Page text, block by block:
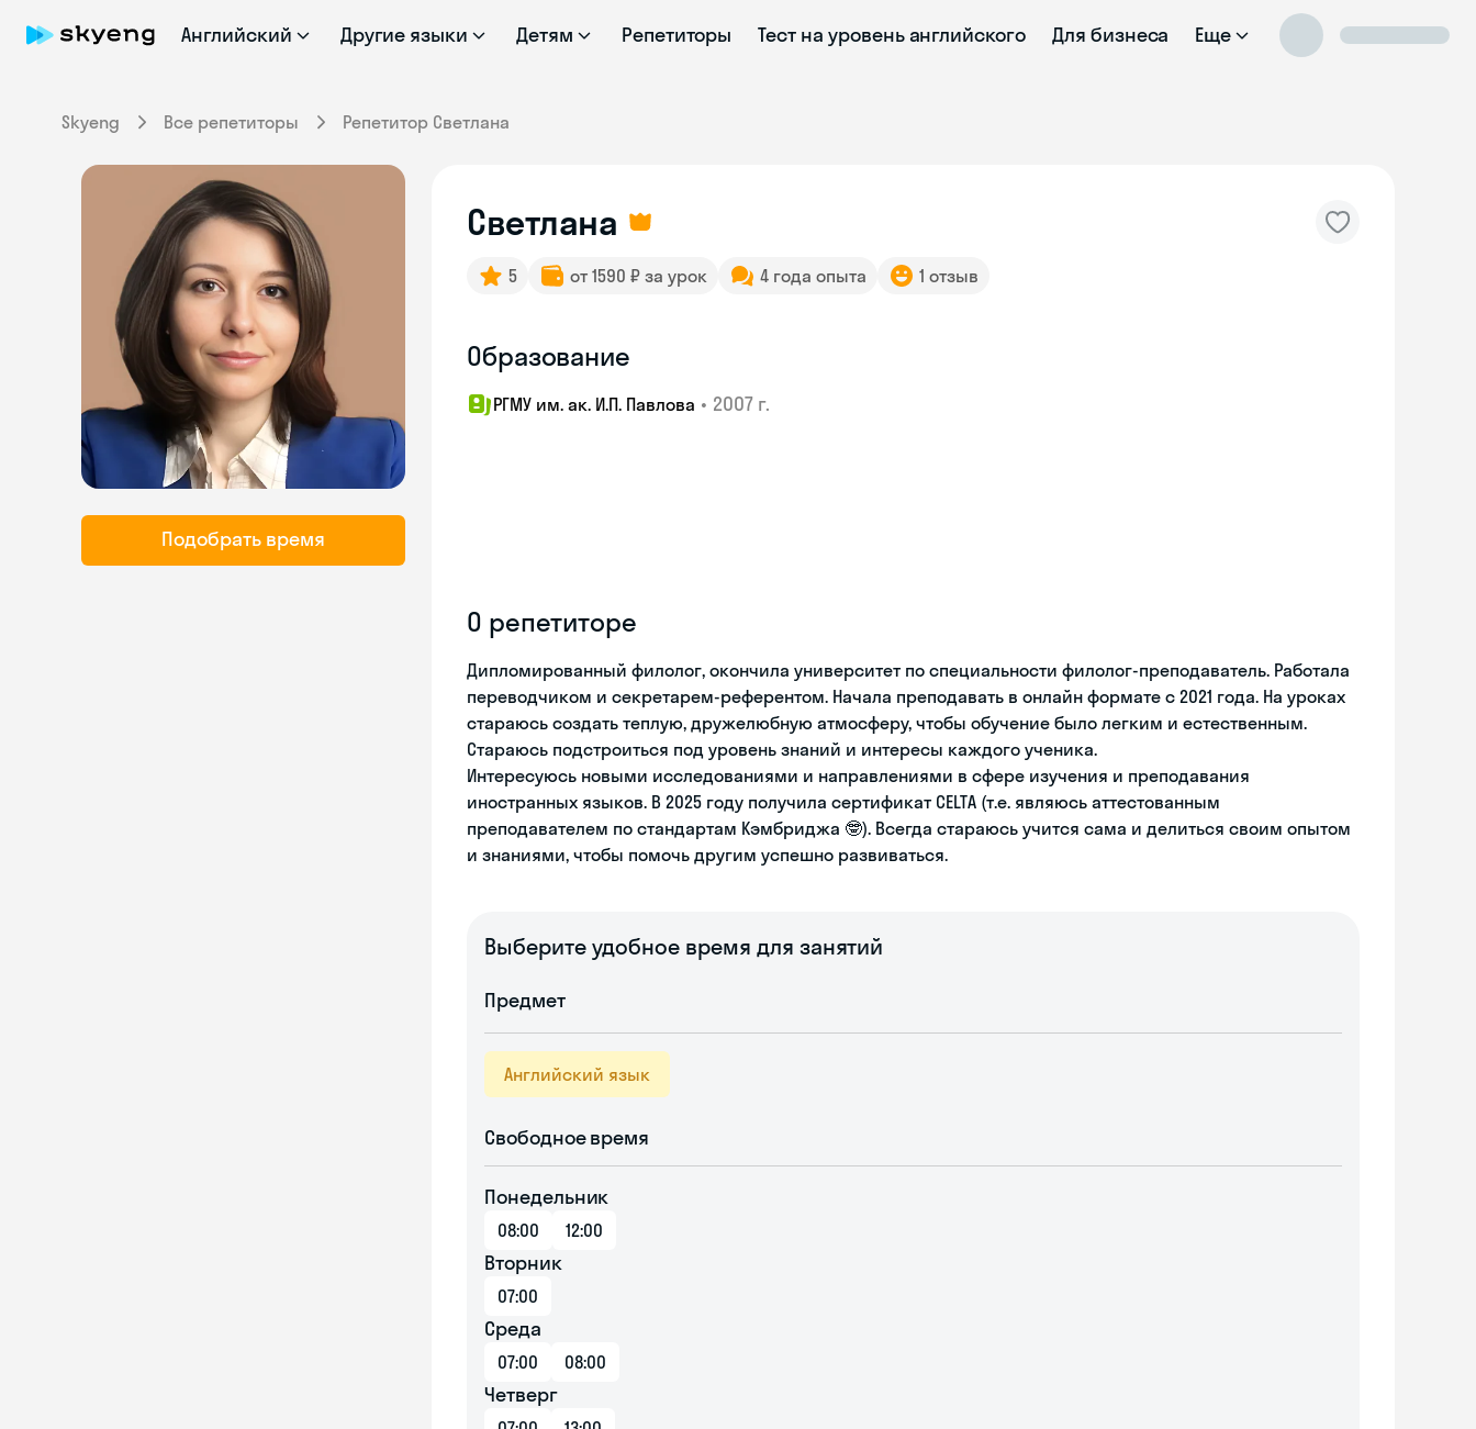
Английский Другие языки Детям Репетиторы Тест на уровень английского Для бизнеса Еще
Skyeng Все репетиторы Репетитор Светлана
Подобрать время
Светлана
5 от 1590 ₽ за урок 4 года опыта 1 отзыв
Образование
РГМУ им. ак. И.П. Павлова • 2007 г.
О репетиторе
Дипломированный филолог, окончила университет по специальности филолог-преподаватель. Работала
переводчиком и секретарем-референтом. Начала преподавать в онлайн формате с 2021 года. На уроках
стараюсь создать теплую, дружелюбную атмосферу, чтобы обучение было легким и естественным.
Стараюсь подстроиться под уровень знаний и интересы каждого ученика.
Интересуюсь новыми исследованиями и направлениями в сфере изучения и преподавания
иностранных языков. В 2025 году получила сертификат CELTA (т.е. являюсь аттестованным
преподавателем по стандартам Кэмбриджа 🤓). Всегда стараюсь учится сама и делиться своим опытом
и знаниями, чтобы помочь другим успешно развиваться.
Выберите удобное время для занятий
Предмет
Английский язык
Свободное время
Понедельник
08:00 12:00
Вторник
07:00
Среда
07:00 08:00
Четверг